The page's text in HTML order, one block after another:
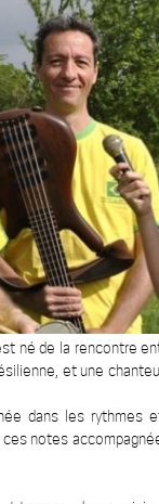
né de la rencontre
et une
dans les rythmes
notes